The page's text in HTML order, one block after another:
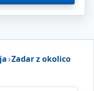
›Zadar z okolico